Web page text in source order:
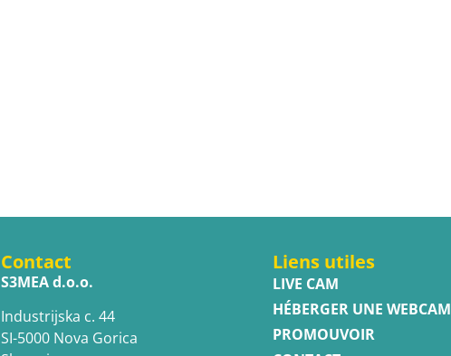
Contact
S3MEA d.o.o.
Industrijska c. 44
SI-5000 Nova Gorica
Liens utiles
LIVE CAM
HÉBERGER UNE WEBCAM
PROMOUVOIR